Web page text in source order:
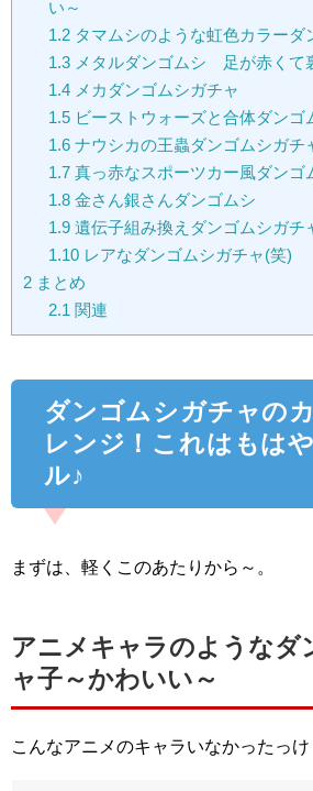
い～
1.2タマムシのような虹色カラーダ
1.3メタルダンゴムシ 足が赤くて
1.4メカダンゴムシガチャ
1.5ビーストウォーズと合体ダンゴ
1.6ナウシカの王蟲ダンゴムシガチ
1.7真っ赤なスポーツカー風ダンゴ
1.8金さん銀さんダンゴムシ
1.9遺伝子組み換えダンゴムシガチ
1.10レアなダンゴムシガチャ(笑)
2 まとめ
2.1 関連
ダンゴムシガチャの
レンジ！これはもは
ル♪
まずは、軽くこのあたりから～。
アニメキャラのようなダ
ャ子～かわいい～
こんなアニメのキャラいなかったっけ